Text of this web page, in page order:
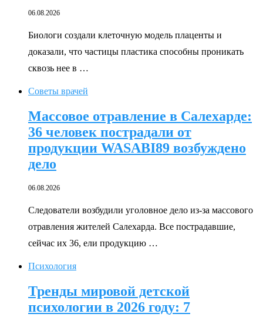
06.08.2026
Биологи создали клеточную модель плаценты и
доказали, что частицы пластика способны проникать
сквозь нее в …
Советы врачей
Массовое отравление в Салехарде:
36 человек пострадали от
продукции WASABI89 возбуждено
дело
06.08.2026
Следователи возбудили уголовное дело из-за массового
отравления жителей Салехарда. Все пострадавшие,
сейчас их 36, ели продукцию …
Психология
Тренды мировой детской
психологии в 2026 году: 7